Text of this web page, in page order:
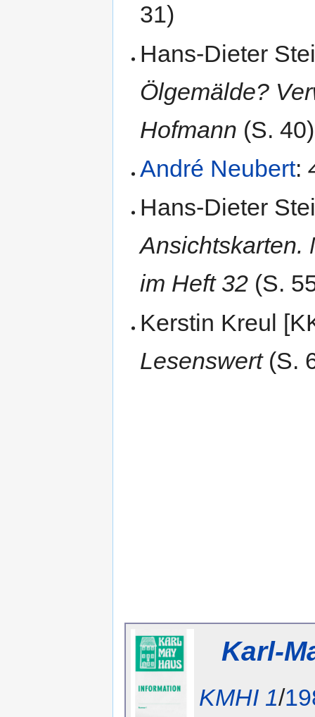
31)
Hans-Dieter
Ölgemälde?
Hofmann (S. 40)
André Neubert:
Hans-Dieter
Ansichtskarten.
im Heft 32 (S.
Kerstin Kreul
Lesenswert(S.
Karl-
KMHI 1/